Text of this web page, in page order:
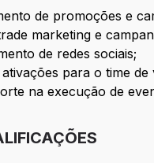
de promoções e
marketing e
de redes sociais;
para o time de
na execução de